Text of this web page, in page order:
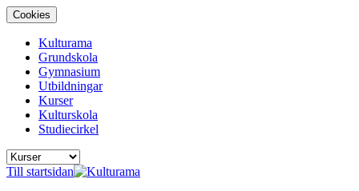
Cookies
Kulturama
Grundskola
Gymnasium
Utbildningar
Kurser
Kulturskola
Studiecirkel
Till startsidan